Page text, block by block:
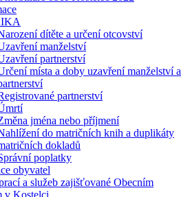
dítěte a určení otcovství
manželství
partnerství
místa a doby uzavření manželství a
partnerství
jména nebo příjmení
do matričních knih a duplikáty
dokladů
poplatky
obyvatel
a služeb zajišťované Obecním
v Kostelci